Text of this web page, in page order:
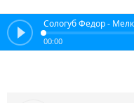
Сологуб Федор -
00:00